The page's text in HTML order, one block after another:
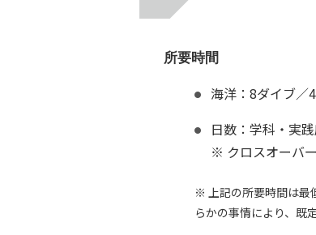
所要時間
海洋：8ダイブ／
日数：学科・実
※ クロスオーバ
※ 上記の所要時間は最
らかの事情により、既